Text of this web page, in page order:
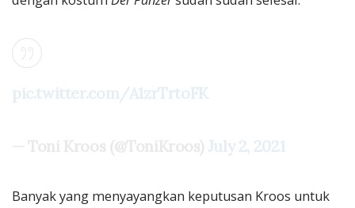
pic.twitter.com/A1zrTrtoFK
July 2, 2021
Banyak yang menyayangkan keputusan Kroos untuk